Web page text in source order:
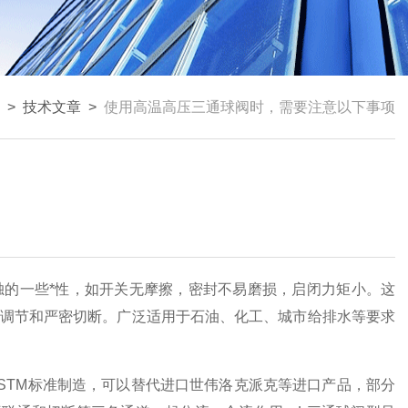
> 技术文章 > 使用高温高压三通球阀时，需要注意以下事项
一些*性，如开关无摩擦，密封不易磨损，启闭力矩小。这
节和严密切断。广泛适用于石油、化工、城市给排水等要求
标准制造，可以替代进口世伟洛克派克等进口产品，部分